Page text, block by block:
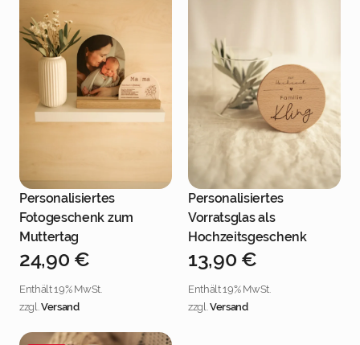
Personalisiertes
Fotogeschenk zum
Muttertag
Jetzt personalisieren
24,90 €
Enthält 19% MwSt.
zzgl.Versand
Personalisiertes
Vorratsglas als
Hochzeitsgeschenk
Jetzt personalisieren
13,90 €
Enthält 19% MwSt.
zzgl.Versand